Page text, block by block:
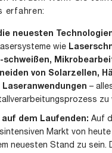
erfahren:
neuesten
wie
-schweißen,
von Solarzellen,
Laseranwendungen –
zu
auf dem Laufenden: Auf
Markt von
neuesten Stand zu sein.